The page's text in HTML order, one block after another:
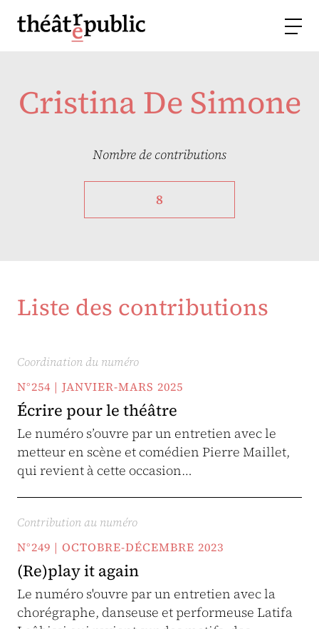
Cristina De Simone
Nombre de contributions
8
Liste des contributions
Coordination du numéro
N°254 | JANVIER-MARS 2025
Écrire pour le théâtre
Le numéro s’ouvre par un entretien avec le
metteur en scène et comédien Pierre Maillet,
qui revient à cette occasion…
Contribution au numéro
N°249 | OCTOBRE-DÉCEMBRE 2023
(Re)play it again
Le numéro s'ouvre par un entretien avec la
chorégraphe, danseuse et performeuse Latifa